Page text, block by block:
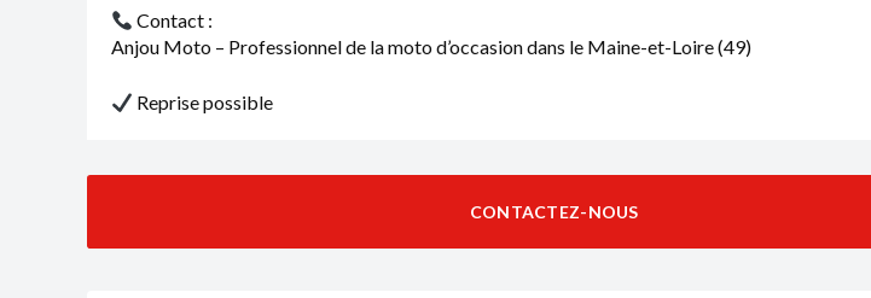
Contact :
Anjou Moto – Professionnel de la moto d’occasion dans le Maine-et-Loire (49)
Reprise possible
CONTACTEZ-NOUS